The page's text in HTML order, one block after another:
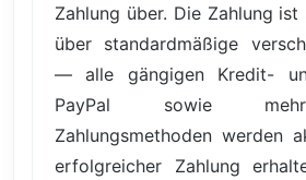
Zahlung über. Die Zahlung
über standardmäßige
— alle gängigen Kredit-
PayPal sowie
Zahlungsmethoden werden
erfolgreicher Zahlung